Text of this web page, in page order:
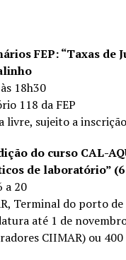
FEP: “Taxas de
18h30
da FEP
livre, sujeito a
do curso CAL-
de laboratório” (6
20
do porto de
até 1 de
CIIMAR) ou 400